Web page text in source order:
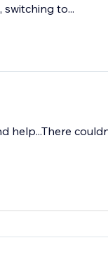
to...
help...There